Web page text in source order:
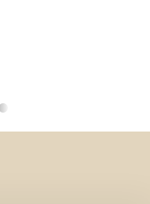
of Guam:
B., Tremblay,
・脊髄のくも膜
過液です。